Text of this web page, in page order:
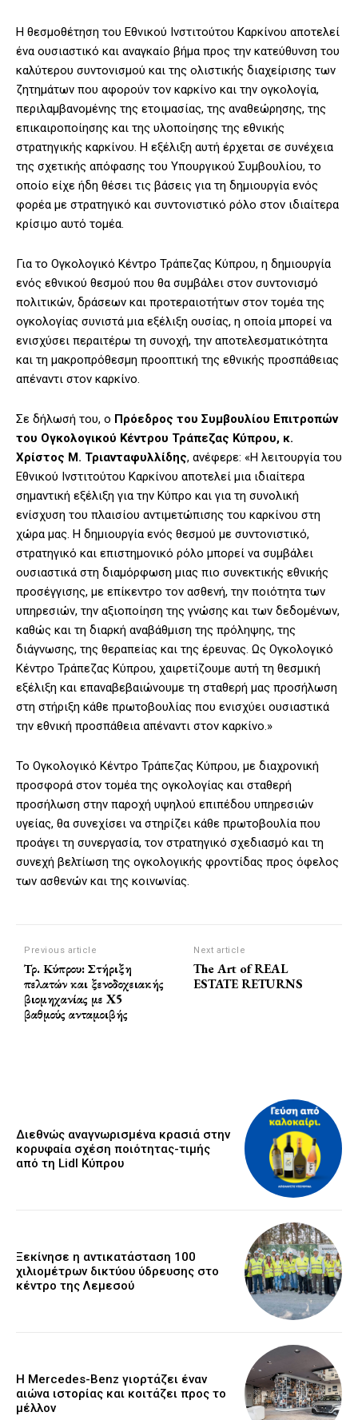
Η θεσμοθέτηση του Εθνικού Ινστιτούτου Καρκίνου αποτελεί
ένα ουσιαστικό και αναγκαίο βήμα προς την κατεύθυνση του
καλύτερου συντονισμού και της ολιστικής διαχείρισης των
ζητημάτων που αφορούν τον καρκίνο και την ογκολογία,
περιλαμβανομένης της ετοιμασίας, της αναθεώρησης, της
επικαιροποίησης και της υλοποίησης της εθνικής
στρατηγικής καρκίνου. Η εξέλιξη αυτή έρχεται σε συνέχεια
της σχετικής απόφασης του Υπουργικού Συμβουλίου, το
οποίο είχε ήδη θέσει τις βάσεις για τη δημιουργία ενός
φορέα με στρατηγικό και συντονιστικό ρόλο στον ιδιαίτερα
κρίσιμο αυτό τομέα.
Για το Ογκολογικό Κέντρο Τράπεζας Κύπρου, η δημιουργία
ενός εθνικού θεσμού που θα συμβάλει στον συντονισμό
πολιτικών, δράσεων και προτεραιοτήτων στον τομέα της
ογκολογίας συνιστά μια εξέλιξη ουσίας, η οποία μπορεί να
ενισχύσει περαιτέρω τη συνοχή, την αποτελεσματικότητα
και τη μακροπρόθεσμη προοπτική της εθνικής προσπάθειας
απέναντι στον καρκίνο.
Σε δήλωσή του, ο Πρόεδρος του Συμβουλίου Επιτροπών
του Ογκολογικού Κέντρου Τράπεζας Κύπρου, κ.
Χρίστος Μ. Τριανταφυλλίδης, ανέφερε: «Η λειτουργία του
Εθνικού Ινστιτούτου Καρκίνου αποτελεί μια ιδιαίτερα
σημαντική εξέλιξη για την Κύπρο και για τη συνολική
ενίσχυση του πλαισίου αντιμετώπισης του καρκίνου στη
χώρα μας. Η δημιουργία ενός θεσμού με συντονιστικό,
στρατηγικό και επιστημονικό ρόλο μπορεί να συμβάλει
ουσιαστικά στη διαμόρφωση μιας πιο συνεκτικής εθνικής
προσέγγισης, με επίκεντρο τον ασθενή, την ποιότητα των
υπηρεσιών, την αξιοποίηση της γνώσης και των δεδομένων,
καθώς και τη διαρκή αναβάθμιση της πρόληψης, της
διάγνωσης, της θεραπείας και της έρευνας. Ως Ογκολογικό
Κέντρο Τράπεζας Κύπρου, χαιρετίζουμε αυτή τη θεσμική
εξέλιξη και επαναβεβαιώνουμε τη σταθερή μας προσήλωση
στη στήριξη κάθε πρωτοβουλίας που ενισχύει ουσιαστικά
την εθνική προσπάθεια απέναντι στον καρκίνο.»
Το Ογκολογικό Κέντρο Τράπεζας Κύπρου, με διαχρονική
προσφορά στον τομέα της ογκολογίας και σταθερή
προσήλωση στην παροχή υψηλού επιπέδου υπηρεσιών
υγείας, θα συνεχίσει να στηρίζει κάθε πρωτοβουλία που
προάγει τη συνεργασία, τον στρατηγικό σχεδιασμό και τη
συνεχή βελτίωση της ογκολογικής φροντίδας προς όφελος
των ασθενών και της κοινωνίας.
Previous article
Τρ. Κύπρου: Στήριξη
πελατών και ξενοδοχειακής
βιομηχανίας με X5
βαθμούς ανταμοιβής
Next article
The Art of REAL
ESTATE RETURNS
Διεθνώς αναγνωρισμένα κρασιά στην
κορυφαία σχέση ποιότητας-τιμής
από τη Lidl Κύπρου
Ξεκίνησε η αντικατάσταση 100
χιλιομέτρων δικτύου ύδρευσης στο
κέντρο της Λεμεσού
Η Mercedes-Benz γιορτάζει έναν
αιώνα ιστορίας και κοιτάζει προς το
μέλλον